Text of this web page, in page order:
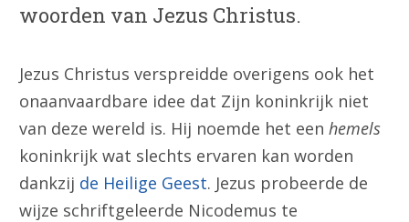
woorden van Jezus Christus.
Jezus Christus verspreidde overigens ook het
onaanvaardbare idee dat Zijn koninkrijk niet
van deze wereld is. Hij noemde het eenhemels
koninkrijk wat slechts ervaren kan worden
dankzij de Heilige Geest. Jezus probeerde de
wijze schriftgeleerde Nicodemus te